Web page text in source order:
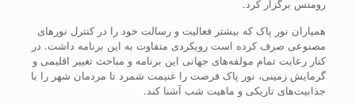
رومنس برگزار کرد.
همیاران نور پاک که بیشتر فعالیت و رسالت خود را در کنترل نورهای
مصنوعی صرف کرده است رویکردی متفاوت به این برنامه داشت. در
کنار رعایت تمام مولفه‌های جهانی این برنامه و مباحث تغییر اقلیمی و
گرمایش زمینی، نور پاک فرصت را غنیمت شمرد تا مردمان شهر را با
جذابیت‌های تاریکی و ماهیت شب آشنا کند.